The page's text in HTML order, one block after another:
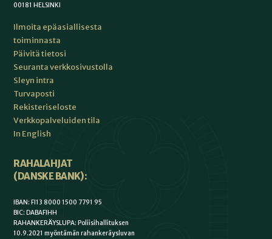
00181 HELSINKI
Ilmoita epäasiallisesta
toiminnasta
Päivitä tietosi
Seuranta verkkosivustolla
Sleyn intra
Turvaposti
Rekisteriseloste
Verkkopalveluiden tila
In English
RAHALAHJAT
(DANSKE BANK):
IBAN: FI13 8000 1500 7791 95
BIC: DABAFIHH
RAHANKERÄYSLUPA: Poliisihallituksen
10.9.2021 myöntämän rahankeräysluvan